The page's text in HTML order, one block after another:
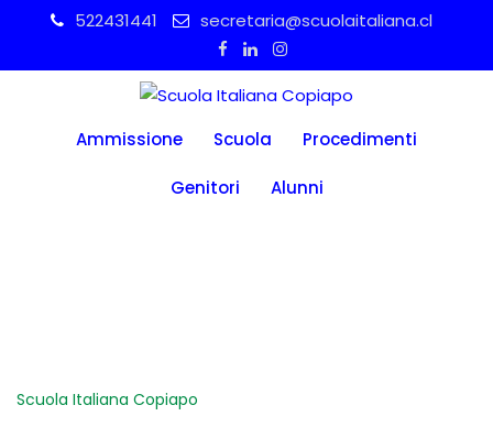
content
522431441 secretaria@scuolaitaliana.cl
Ammissione Scuola Procedimenti
Genitori Alunni
Scuola Italiana Copiapo